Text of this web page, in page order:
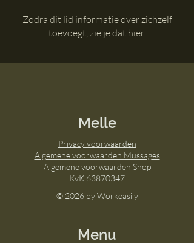
Zodra dit lid informatie over zichzelf
toevoegt, zie je dat hier.
Melle
Privacy voorwaarden
Algemene voorwaarden Mussages
Algemene voorwaarden Shop
KvK 63870347
© 2026 byWorkeasily
Menu